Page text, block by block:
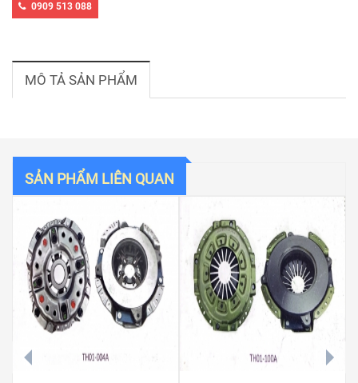
0909 513 088
MÔ TẢ SẢN PHẨM
SẢN PHẨM LIÊN QUAN
prev next